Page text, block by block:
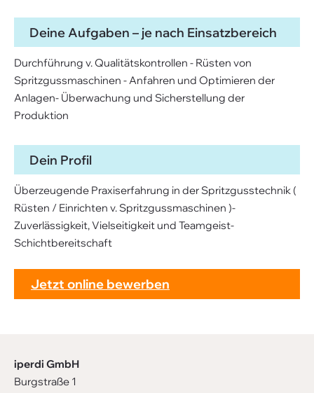
Deine Aufgaben – je nach Einsatzbereich
Durchführung v. Qualitätskontrollen - Rüsten von
Spritzgussmaschinen - Anfahren und Optimieren der
Anlagen- Überwachung und Sicherstellung der
Produktion
Dein Profil
Überzeugende Praxiserfahrung in der Spritzgusstechnik (
Rüsten / Einrichten v. Spritzgussmaschinen )-
Zuverlässigkeit, Vielseitigkeit und Teamgeist-
Schichtbereitschaft
Jetzt online bewerben
iperdi GmbH
Burgstraße 1